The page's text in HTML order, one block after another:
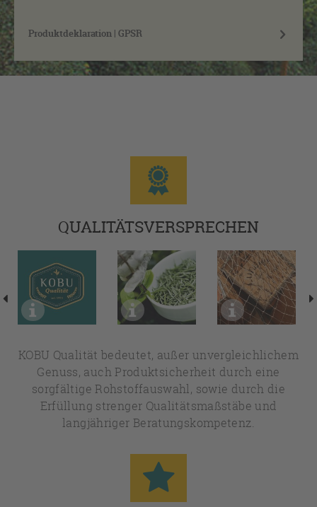
Produktdeklaration | GPSR
QUALITÄTSVERSPRECHEN
KOBU Qualität bedeutet, außer unvergleichlichem
Genuss, auch Produktsicherheit durch eine
sorgfältige Rohstoffauswahl, sowie durch die
Erfüllung strenger Qualitätsmaßstäbe und
langjähriger Beratungskompetenz.